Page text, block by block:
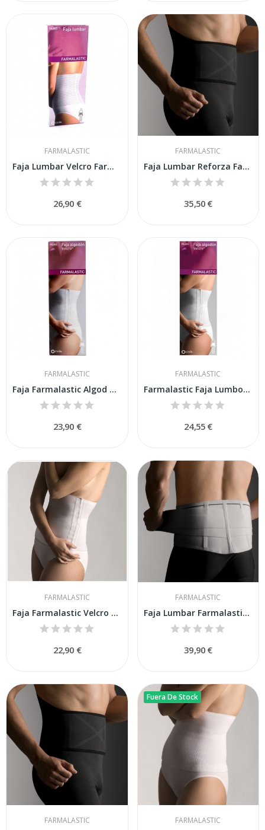
FARMALASTIC
Faja Lumbar Velcro Farmalastict 3
26,90 €
FARMALASTIC
Faja Lumbar Reforza Farmalastic T1
35,50 €
FARMALASTIC
Faja Farmalastic Algod Beige 2 Velc
23,90 €
FARMALASTIC
Farmalastic Faja Lumboabdominal Abierta Velcro...
24,55 €
FARMALASTIC
Faja Farmalastic Velcro T 3 Bg
22,90 €
FARMALASTIC
Faja Lumbar Farmalastic D.refuer T2
39,90 €
FARMALASTIC
Fuera De Stock
FARMALASTIC